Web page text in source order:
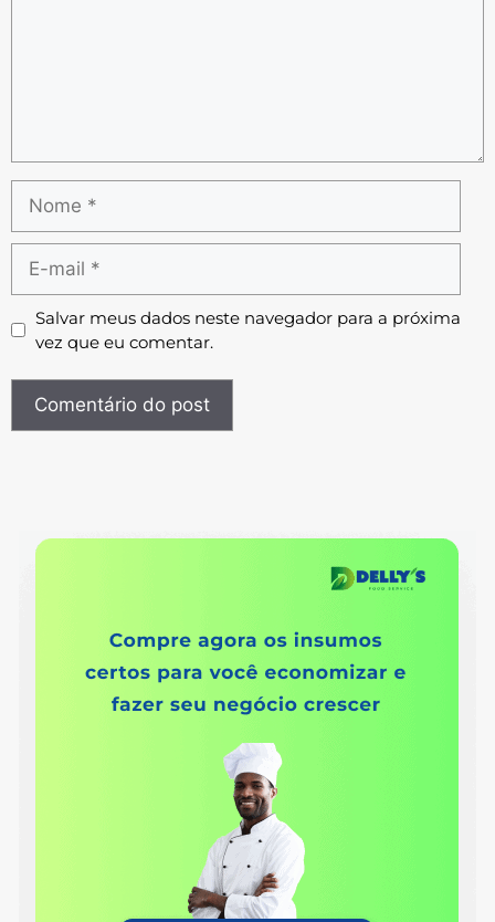
Salvar meus dados neste navegador para a próxima
vez que eu comentar.